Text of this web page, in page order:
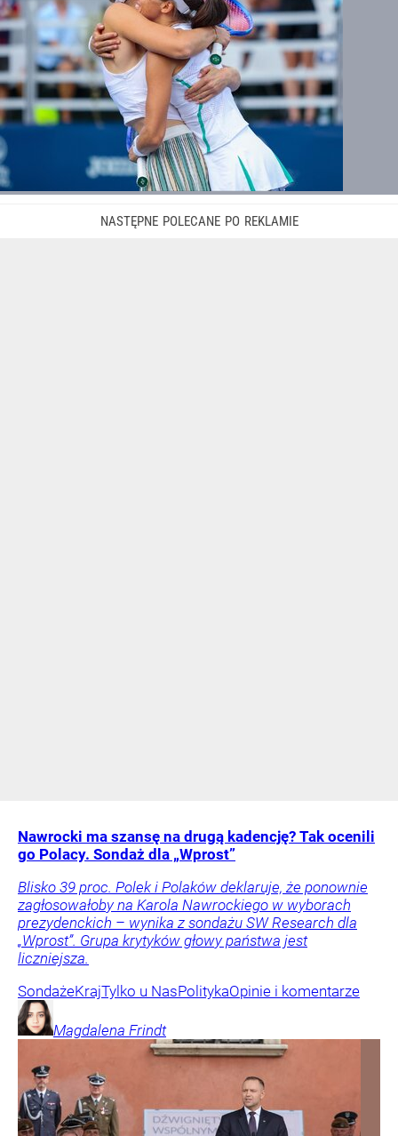
Nawrocki ma szansę na drugą kadencję? Tak ocenili
go Polacy. Sondaż dla „Wprost”
Blisko 39 proc. Polek i Polaków deklaruje, że ponownie
zagłosowałoby na Karola Nawrockiego w wyborach
prezydenckich – wynika z sondażu SW Research dla
„Wprost”. Grupa krytyków głowy państwa jest
liczniejsza.
SondażeKrajTylko u NasPolitykaOpinie i komentarze
Magdalena Frindt